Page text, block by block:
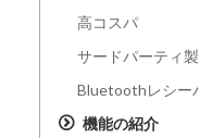
高コスパ
サードパーティ
Bluetoothレシー
機能の紹介